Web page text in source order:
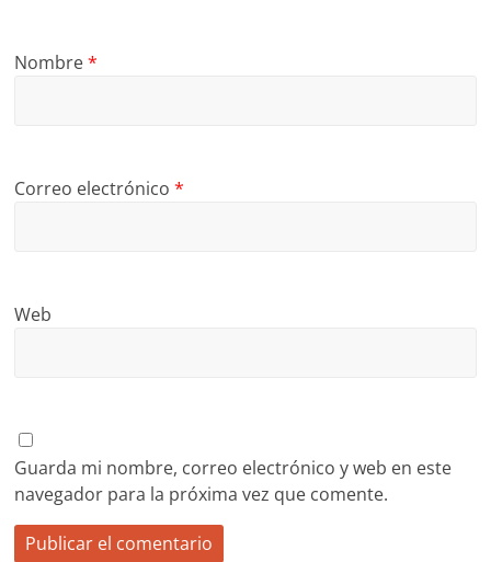
Nombre*
Correo electrónico*
Web
Guarda mi nombre, correo electrónico y web en este
navegador para la próxima vez que comente.